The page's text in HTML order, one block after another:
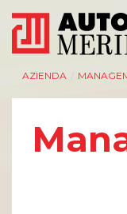
AZIENDA